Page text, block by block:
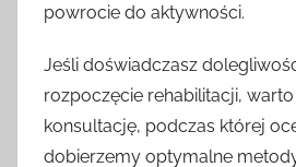
powrocie do aktywności.
Jeśli doświadczasz
rozpoczęcie rehabilitacji,
konsultację, podczas której
dobierzemy optymalne